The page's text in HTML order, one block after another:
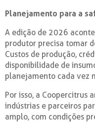
Planejamento para a
A edição de 2026
produtor precisa tomar
Custos de produção,
disponibilidade de
planejamento cada vez
Por isso, a Coopercitrus
indústrias e parceiros
amplo, com condições